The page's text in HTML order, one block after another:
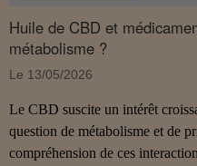
Huile de CBD et
métabolisme ?
Le 13/05/2026
Le CBD suscite un intérêt
question de métabolisme et de
compréhension de ces